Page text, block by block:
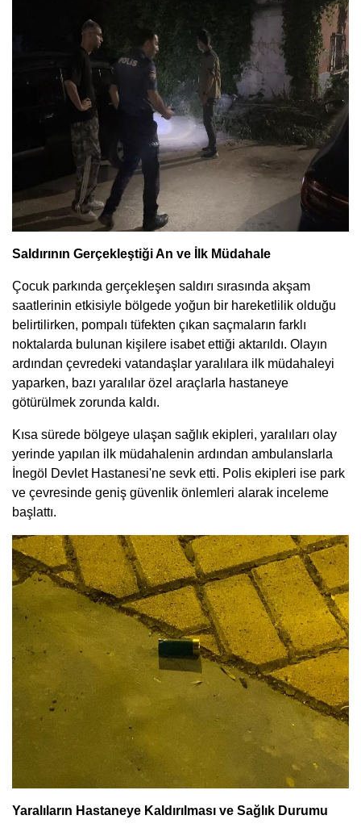
Saldırının Gerçekleştiği An ve İlk Müdahale
Çocuk parkında gerçekleşen saldırı sırasında akşam
saatlerinin etkisiyle bölgede yoğun bir hareketlilik olduğu
belirtilirken, pompalı tüfekten çıkan saçmaların farklı
noktalarda bulunan kişilere isabet ettiği aktarıldı. Olayın
ardından çevredeki vatandaşlar yaralılara ilk müdahaleyi
yaparken, bazı yaralılar özel araçlarla hastaneye
götürülmek zorunda kaldı.
Kısa sürede bölgeye ulaşan sağlık ekipleri, yaralıları olay
yerinde yapılan ilk müdahalenin ardından ambulanslarla
İnegöl Devlet Hastanesi'ne sevk etti. Polis ekipleri ise park
ve çevresinde geniş güvenlik önlemleri alarak inceleme
başlattı.
Yaralıların Hastaneye Kaldırılması ve Sağlık Durumu